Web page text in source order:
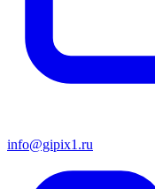
info@gipix1.ru